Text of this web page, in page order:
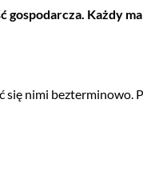
gospodarcza. Każdy
się nimi